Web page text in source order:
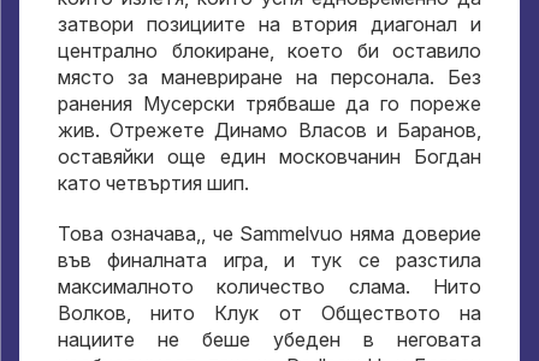
затвори позициите на втория диагонал и
централно блокиране, което би оставило
място за маневриране на персонала. Без
ранения Мусерски трябваше да го пореже
жив. Отрежете Динамо Власов и Баранов,
оставяйки още един московчанин Богдан
като четвъртия шип.
Това означава,, че Sammelvuo няма доверие
във финалната игра, и тук се разстила
максималното количество слама. Нито
Волков, нито Клук от Обществото на
нациите не беше убеден в неговата